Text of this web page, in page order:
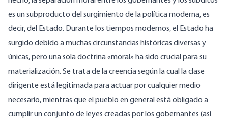
es un subproducto del surgimiento de la política moderna, es
decir, del Estado. Durante los tiempos modernos, el Estado ha
surgido debido a muchas circunstancias históricas diversas y
únicas, pero una sola doctrina «moral» ha sido crucial para su
materialización. Se trata de la creencia según la cual la clase
dirigente está legitimada para actuar por cualquier medio
necesario, mientras que el pueblo en general está obligado a
cumplir un conjunto de leyes creadas por los gobernantes (así